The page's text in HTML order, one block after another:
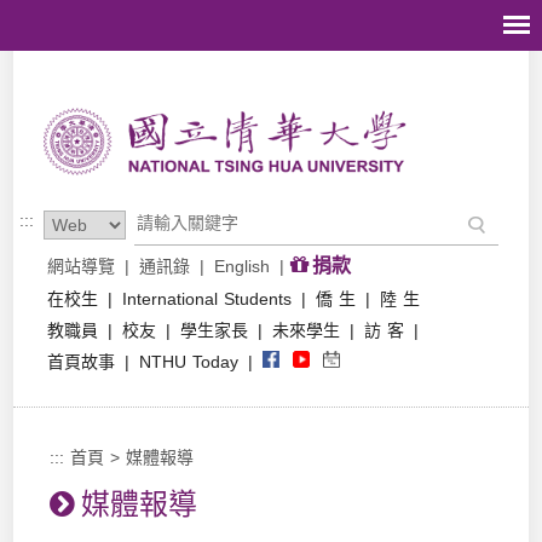
:::
網站導覽 | 通訊錄 | English | 捐款
在校生 | International Students | 僑 生 |
陸 生
教職員
| 校友 | 學生家長 | 未來學生 | 訪 客 |
首頁故事 | NTHU Today |
::: 首頁 >媒體報導
媒體報導